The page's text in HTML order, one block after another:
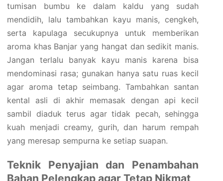
tumisan bumbu ke dalam kaldu yang sudah
mendidih, lalu tambahkan kayu manis, cengkeh,
serta kapulaga secukupnya untuk memberikan
aroma khas Banjar yang hangat dan sedikit manis.
Jangan terlalu banyak kayu manis karena bisa
mendominasi rasa; gunakan hanya satu ruas kecil
agar aroma tetap seimbang. Tambahkan santan
kental asli di akhir memasak dengan api kecil
sambil diaduk terus agar tidak pecah, sehingga
kuah menjadi creamy, gurih, dan harum rempah
yang meresap sempurna ke setiap suapan.
Teknik Penyajian dan Penambahan
Bahan Pelengkap agar Tetap Nikmat